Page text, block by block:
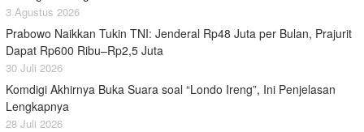
3 Agustus 2026
Prabowo Naikkan Tukin TNI: Jenderal Rp48 Juta per Bulan, Prajurit
Dapat Rp600 Ribu–Rp2,5 Juta
30 Juli 2026
Komdigi Akhirnya Buka Suara soal “Londo Ireng”, Ini Penjelasan
Lengkapnya
28 Juli 2026